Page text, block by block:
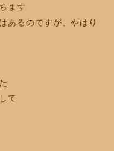
ます
あるのですが、やはり
て